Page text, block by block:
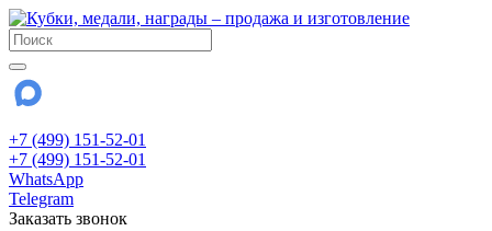
+7 (499) 151-52-01
+7 (499) 151-52-01
WhatsApp
Telegram
Заказать звонок